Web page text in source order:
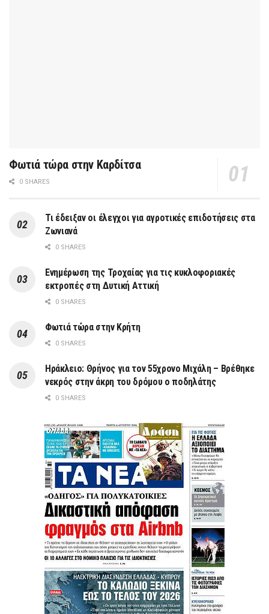
Φωτιά τώρα στην Καρδίτσα
0 SHARES
Τι έδειξαν οι έλεγχοι για αγροτικές επιδοτήσεις στα
Ζωνιανά
0 SHARES
Ενημέρωση της Τροχαίας για τις κυκλοφοριακές
εκτροπές στη Δυτική Αττική
0 SHARES
Φωτιά τώρα στην Κρήτη
0 SHARES
Ηράκλειο: Θρήνος για τον 55χρονο Μιχάλη – Βρέθηκε
νεκρός στην άκρη του δρόμου ο ποδηλάτης
0 SHARES